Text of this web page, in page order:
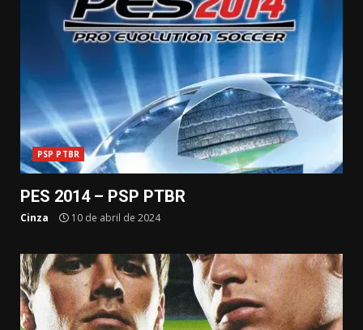
PSP PTBR
PES 2014 – PSP PTBR
Cinza 10 de abril de 2024